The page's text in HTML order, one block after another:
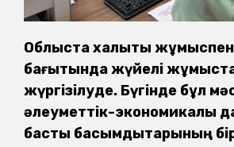
Облыста халықты жұмыспен
бағытында жүйелі
жүргізілуде. Бүгінде бұл
әлеуметтік-экономикалық
басты басымдықтарының